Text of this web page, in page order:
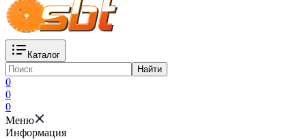
Каталог
Найти
0
0
0
Меню
Информация